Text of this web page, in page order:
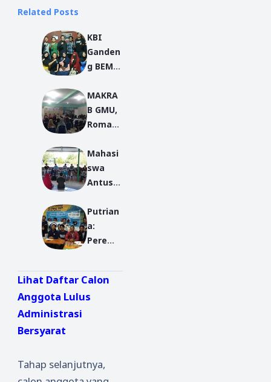
Related Posts
KBI
Ganden
g BEM
IKIP
PGRI
Pontian
Gelar
Bedah
Buku
MAKRA
B GMU,
Romawi
Bermim
pilah
Mahasi
swa
Antusia
Diskusi
dan
Bedah
Tentan
g Syekh
Siti
Putrian
a:
Peremp
Juga
Bisa
Jadi
Lihat Daftar Calon
Anggota Lulus
Administrasi
Bersyarat
Tahap selanjutnya,